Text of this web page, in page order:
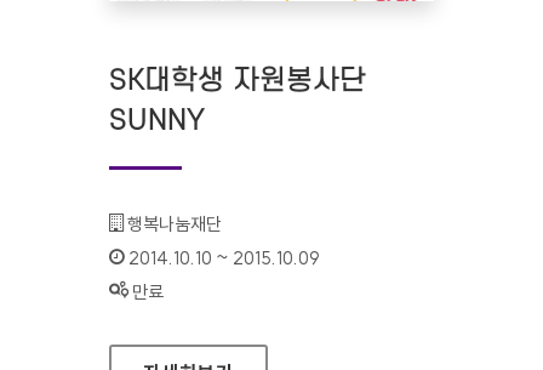
SK대학생 자원봉사단
SUNNY
기관명 :
행복나눔재단
인증기간 :
2014.10.10 ~ 2015.10.09
상태 :
만료